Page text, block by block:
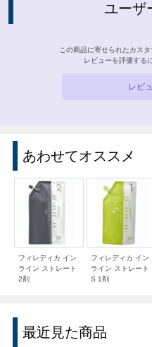
ユーザ
この商品に寄せられたカス
レビューを評価する
レビ
あわせてオススメ
フィレディカ イン
ライン ストレート
2剤
フィレディカ イン
ライン ストレート
S 1剤
最近見た商品